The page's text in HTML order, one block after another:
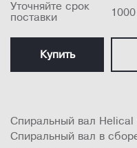
Уточняйте срок
поставки
Купить
Спиральный вал
Спиральный вал в